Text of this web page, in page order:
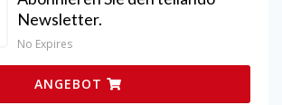
Newsletter.
No Expires
ANGEBOT